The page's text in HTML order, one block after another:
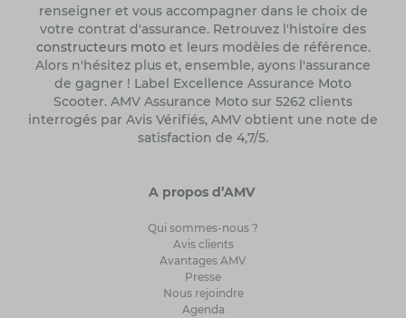
renseigner et vous accompagner dans le choix de
votre contrat d'assurance. Retrouvez l'histoire des
constructeurs motoet leurs modèles de référence.
Alors n'hésitez plus et, ensemble, ayons l'assurance
de gagner ! Label Excellence Assurance Moto
Scooter. AMV Assurance Moto sur 5262 clients
interrogés par Avis Vérifiés, AMV obtient une note de
satisfaction de 4,7/5.
A propos d’AMV
Qui sommes-nous ?
Avis clients
Avantages AMV
Presse
Nous rejoindre
Agenda